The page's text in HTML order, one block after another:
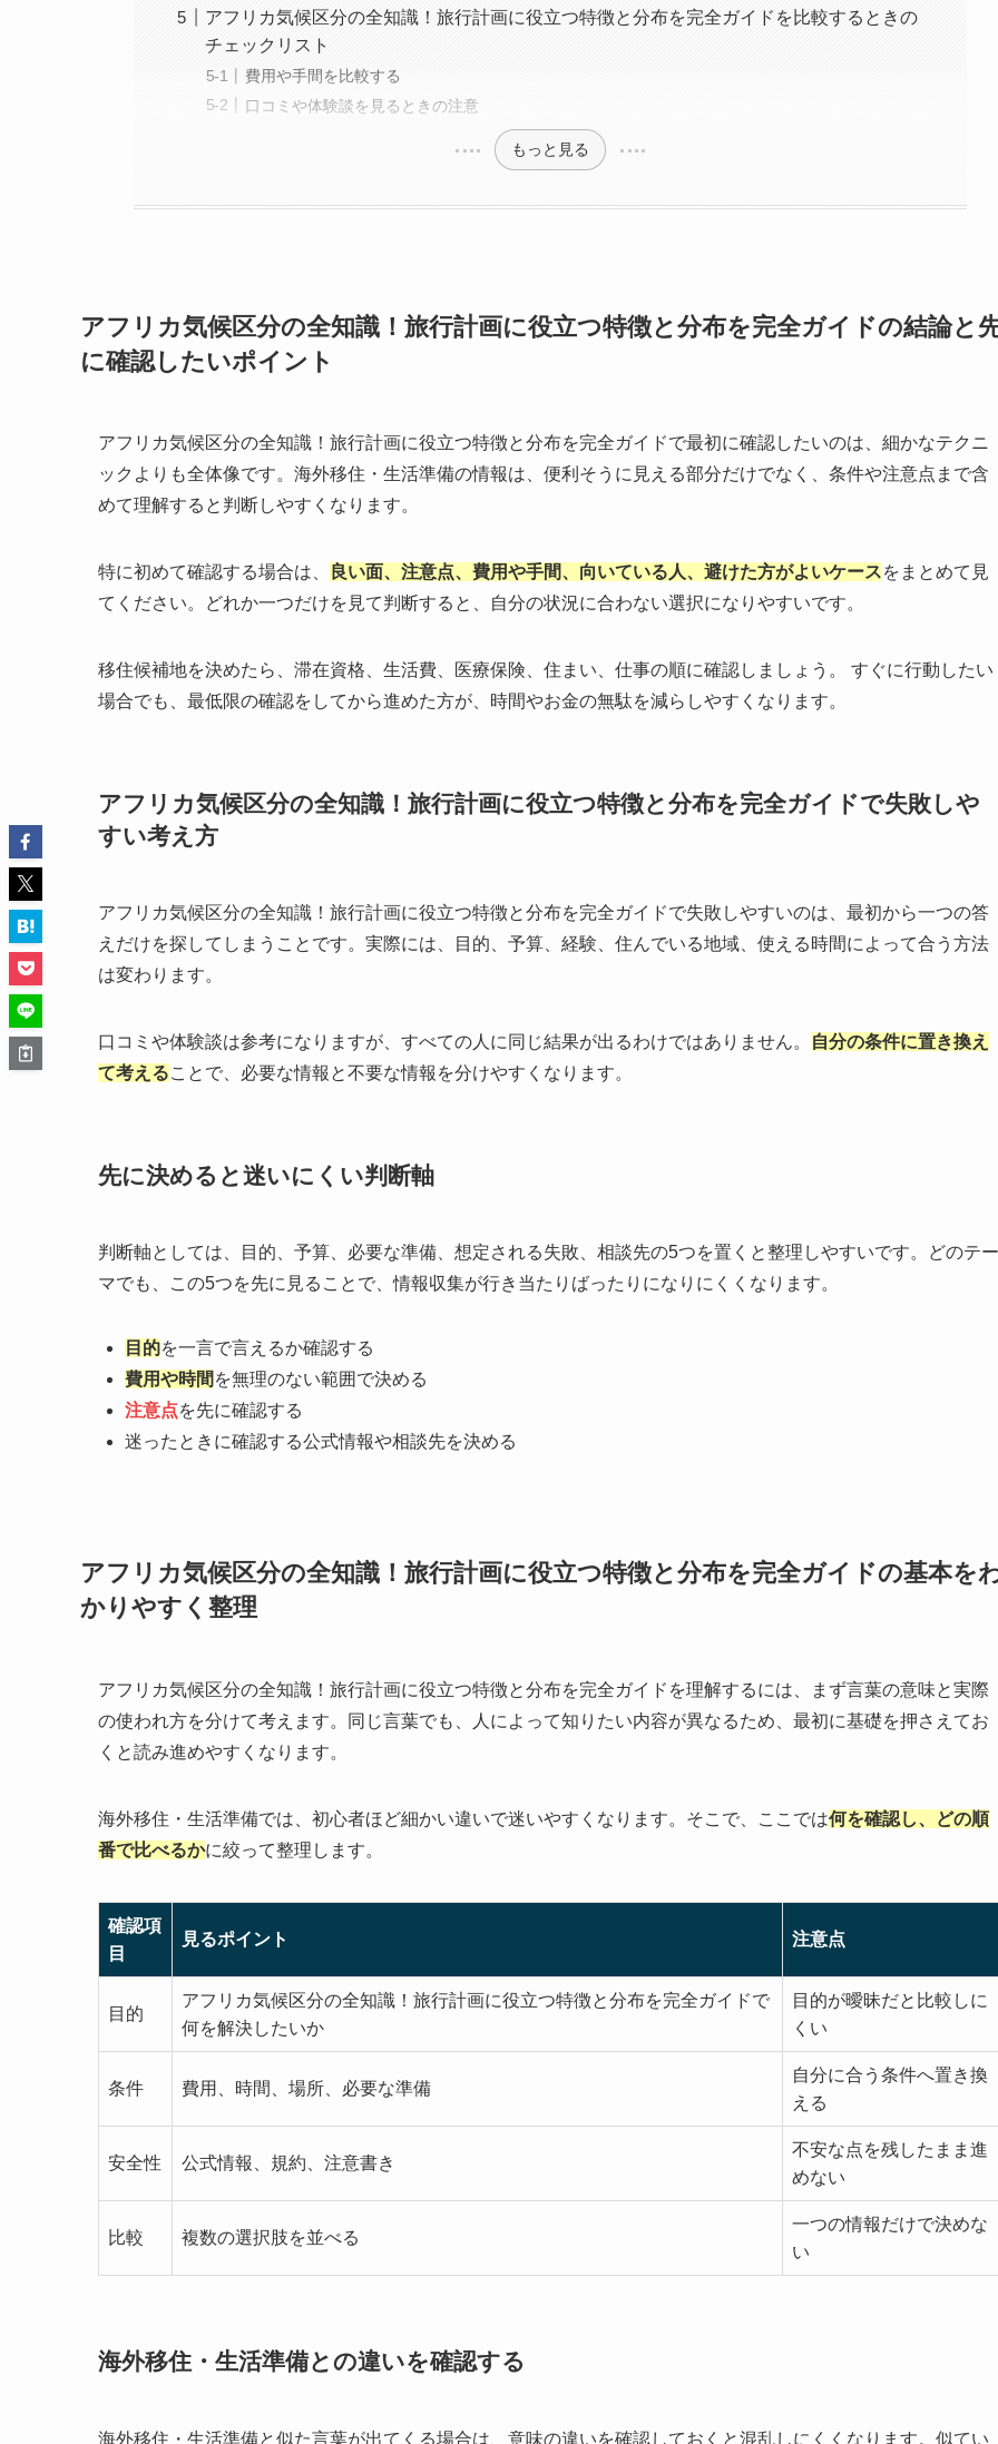
アフリカ気候区分の全知識！旅行計画に役立つ特徴と分布を完全ガイドを比較するときの
チェックリスト
費用や手間を比較する
口コミや体験談を見るときの注意
もっと見る
アフリカ気候区分の全知識！旅行計画に役立つ特徴と分布を完全ガイドの結論と
に確認したいポイント
アフリカ気候区分の全知識！旅行計画に役立つ特徴と分布を完全ガイドで最初に確認したいのは、細かなテクニ
ックよりも全体像です。海外移住・生活準備の情報は、便利そうに見える部分だけでなく、条件や注意点まで含
めて理解すると判断しやすくなります。
特に初めて確認する場合は、 良い面、注意点、費用や手間、向いている人、避けた方がよいケースをまとめて見
てください。どれか一つだけを見て判断すると、自分の状況に合わない選択になりやすいです。
移住候補地を決めたら、滞在資格、生活費、医療保険、住まい、仕事の順に確認しましょう。 すぐに行動したい
場合でも、最低限の確認をしてから進めた方が、時間やお金の無駄を減らしやすくなります。
アフリカ気候区分の全知識！旅行計画に役立つ特徴と分布を完全ガイドで失敗しや
すい考え方
アフリカ気候区分の全知識！旅行計画に役立つ特徴と分布を完全ガイドで失敗しやすいのは、最初から一つの答
えだけを探してしまうことです。実際には、目的、予算、経験、住んでいる地域、使える時間によって合う方法
は変わります。
口コミや体験談は参考になりますが、すべての人に同じ結果が出るわけではありません。
自分の条件に置き換え
て考えることで、必要な情報と不要な情報を分けやすくなります。
先に決めると迷いにくい判断軸
判断軸としては、目的、予算、必要な準備、想定される失敗、相談先の5つを置くと整理しやすいです。どのテー
マでも、この5つを先に見ることで、情報収集が行き当たりばったりになりにくくなります。
目的を一言で言えるか確認する
費用や時間 を無理のない範囲で決める
注意点を先に確認する
迷ったときに確認する公式情報や相談先を決める
アフリカ気候区分の全知識！旅行計画に役立つ特徴と分布を完全ガイドの基本を
かりやすく整理
アフリカ気候区分の全知識！旅行計画に役立つ特徴と分布を完全ガイドを理解するには、まず言葉の意味と実際
の使われ方を分けて考えます。同じ言葉でも、人によって知りたい内容が異なるため、最初に基礎を押さえてお
くと読み進めやすくなります。
海外移住・生活準備では、初心者ほど細かい違いで迷いやすくなります。そこで、ここでは何を確認し、どの順
番で比べるかに絞って整理します。
確認項
目
見るポイント 注意点
目的
アフリカ気候区分の全知識！旅行計画に役立つ特徴と分布を完全ガイドで
何を解決したいか
目的が曖昧だと比較しに
くい
条件 費用、時間、場所、必要な準備
自分に合う条件へ置き換
える
安全性 公式情報、規約、注意書き
不安な点を残したまま進
めない
比較 複数の選択肢を並べる
一つの情報だけで決めな
い
海外移住・生活準備との違いを確認する
海外移住・生活準備と似た言葉が出てくる場合は、意味の違いを確認しておくと混乱しにくくなります。似てい